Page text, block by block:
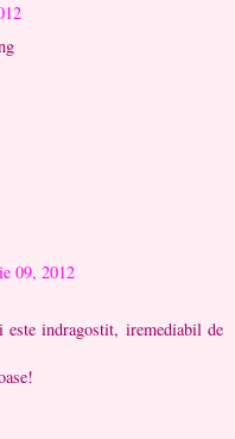
09, 2012
indragostit, iremediabil de